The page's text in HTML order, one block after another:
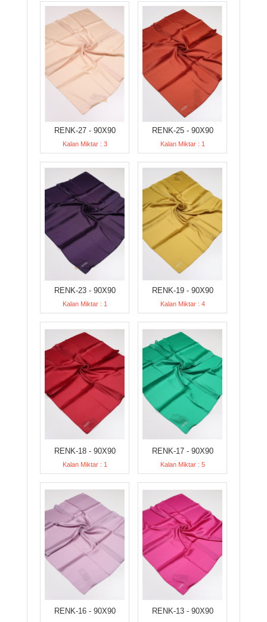
RENK-27 - 90X90
Kalan Miktar : 3
RENK-25 - 90X90
Kalan Miktar : 1
RENK-23 - 90X90
Kalan Miktar : 1
RENK-19 - 90X90
Kalan Miktar : 4
RENK-18 - 90X90
Kalan Miktar : 1
RENK-17 - 90X90
Kalan Miktar : 5
RENK-16 - 90X90 RENK-13 - 90X90